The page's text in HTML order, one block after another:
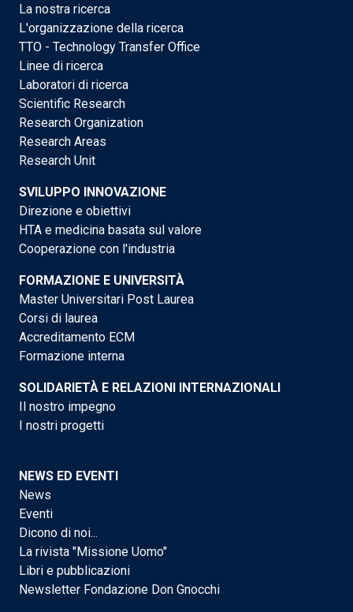
La nostra ricerca
L'organizzazione della ricerca
TTO - Technology Transfer Office
Linee di ricerca
Laboratori di ricerca
Scientific Research
Research Organization
Research Areas
Research Unit
SVILUPPO INNOVAZIONE
Direzione e obiettivi
HTA e medicina basata sul valore
Cooperazione con l'industria
FORMAZIONE E UNIVERSITÀ
Master Universitari Post Laurea
Corsi di laurea
Accreditamento ECM
Formazione interna
SOLIDARIETÀ E RELAZIONI INTERNAZIONALI
Il nostro impegno
I nostri progetti
NEWS ED EVENTI
News
Eventi
Dicono di noi...
La rivista "Missione Uomo"
Libri e pubblicazioni
Newsletter Fondazione Don Gnocchi